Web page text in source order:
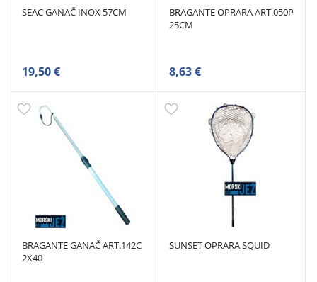
SEAC GANAČ INOX 57CM
19,50 €
BRAGANTE OPRARA ART.050P
25CM
8,63 €
BRAGANTE GANAČ ART.142C
2X40
SUNSET OPRARA SQUID